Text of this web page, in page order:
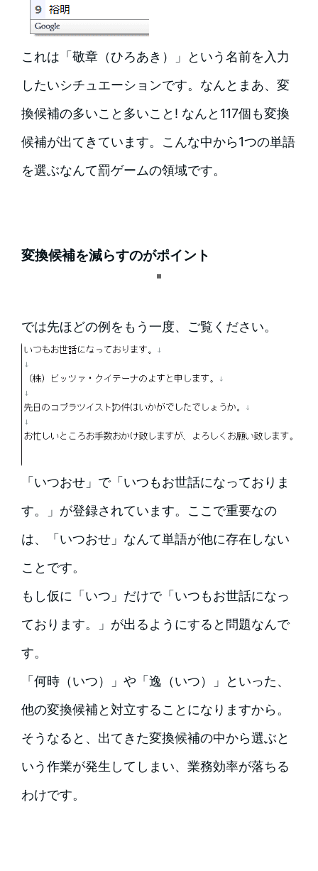
これは「敬章（ひろあき）」という名前を入力
したいシチュエーションです。なんとまあ、変
換候補の多いこと多いこと! なんと117個も変換
候補が出てきています。こんな中から1つの単語
を選ぶなんて罰ゲームの領域です。
変換候補を減らすのがポイント
では先ほどの例をもう一度、ご覧ください。
「いつおせ」で「いつもお世話になっておりま
す。」が登録されています。ここで重要なの
は、「いつおせ」なんて単語が他に存在しない
ことです。
もし仮に「いつ」だけで「いつもお世話になっ
ております。」が出るようにすると問題なんで
す。
「何時（いつ）」や「逸（いつ）」といった、
他の変換候補と対立することになりますから。
そうなると、出てきた変換候補の中から選ぶと
いう作業が発生してしまい、業務効率が落ちる
わけです。